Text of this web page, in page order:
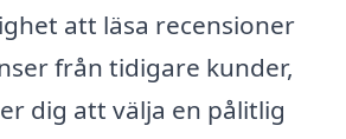
att läsa recensioner
från tidigare kunder,
dig att välja en pålitlig